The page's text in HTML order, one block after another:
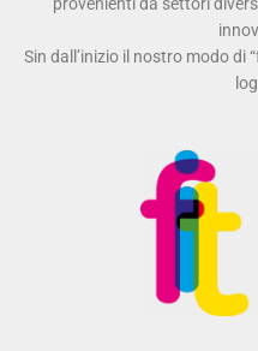
provenienti da settori
Sin dall’inizio il nostro modo di